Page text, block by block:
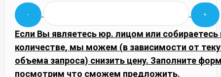
Если Вы являетесь юр. лицом или
количестве, мы можем (в зависимости от
объема запроса) снизить цену. Заполните
посмотрим что сможем предложить.